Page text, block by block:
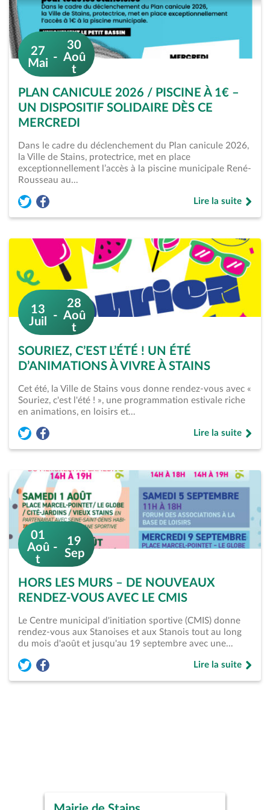
27
Mai
30
Aoû
t
PLAN CANICULE 2026 / PISCINE À 1€ –
UN DISPOSITIF SOLIDAIRE DÈS CE
MERCREDI
Dans le cadre du déclenchement du Plan canicule 2026,
la Ville de Stains, protectrice, met en place
exceptionnellement l’accès à la piscine municipale René-
Rousseau au…
Partager l'événement « Plan Canicule 2026 / Piscine à 1€
Partager l'événement « Plan Canicule 2026 / Piscine à
Lire la suite
de « Plan
13
Juil
28
Aoû
t
SOURIEZ, C’EST L’ÉTÉ ! UN ÉTÉ
D’ANIMATIONS À VIVRE À STAINS
Cet été, la Ville de Stains vous donne rendez-vous avec «
Souriez, c'est l'été ! », une programmation estivale riche
en animations, en loisirs et…
Partager l'événement « Souriez, c&rsquo;est l&rsquo;été !
Partager l'événement « Souriez, c&rsquo;est
Lire la suite
de « Souriez,
01
Aoû
t
19
Sep
HORS LES MURS – DE NOUVEAUX
RENDEZ-VOUS AVEC LE CMIS
Le Centre municipal d'initiation sportive (CMIS) donne
rendez-vous aux Stanoises et aux Stanois tout au long
du mois d'août et jusqu'au 19 septembre avec une…
Partager l'événement « Hors les murs – De nouveaux
Partager l'événement « Hors les murs – De nouveaux
Lire la suite
de « Hors les